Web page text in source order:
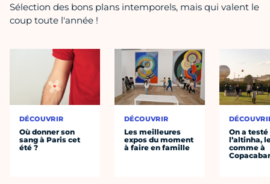
Sélection des bons plans intemporels, mais qui valent le
coup toute l'année !
DÉCOUVRIR
Où donner son
sang à Paris cet
été ?
DÉCOUVRIR
Les meilleures
expos du moment
à faire en famille
On a testé
l’altinha,
comme à